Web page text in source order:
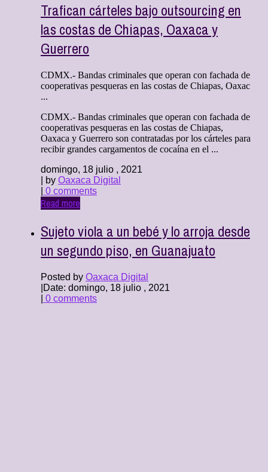
Trafican cárteles bajo outsourcing en
las costas de Chiapas, Oaxaca y
Guerrero
CDMX.- Bandas criminales que operan con fachada de
cooperativas pesqueras en las costas de Chiapas, Oaxac
...
CDMX.- Bandas criminales que operan con fachada de
cooperativas pesqueras en las costas de Chiapas,
Oaxaca y Guerrero son contratadas por los cárteles para
recibir grandes cargamentos de cocaína en el ...
domingo, 18 julio , 2021
| by Oaxaca Digital
0 comments
Read more
Sujeto viola a un bebé y lo arroja desde
un segundo piso, en Guanajuato
Posted by Oaxaca Digital
Date: domingo, 18 julio , 2021
0 comments